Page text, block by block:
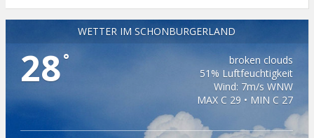
WETTER IM SCHÖNBURGERLAND
28°
broken clouds
51% Luftfeuchtigkeit
Wind: 7m/s WNW
MAX C 29 • MIN C 27